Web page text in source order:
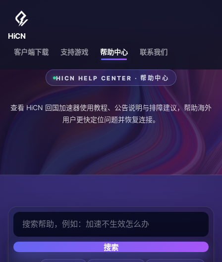
HiCN
客户端下载 支持游戏 帮助中心 联系我们
HICN HELP CENTER · 帮助中心
查看 HiCN 回国加速器使用教程、公告说明与排障建议，帮助海外
用户更快定位问题并恢复连接。
搜索
首页 帮助中心 常见问题